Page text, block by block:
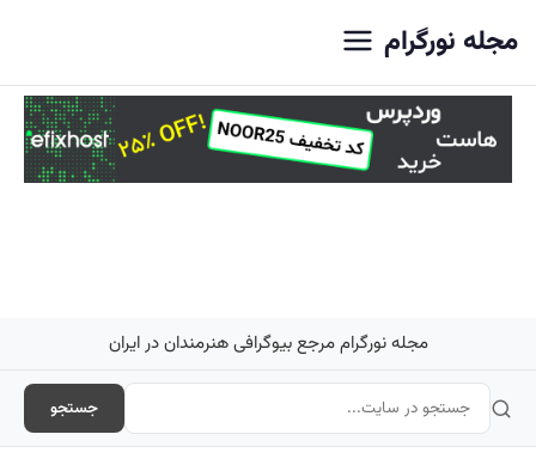
مجله نورگرام
مجله نورگرام مرجع بیوگرافی هنرمندان در ایران
جستجو